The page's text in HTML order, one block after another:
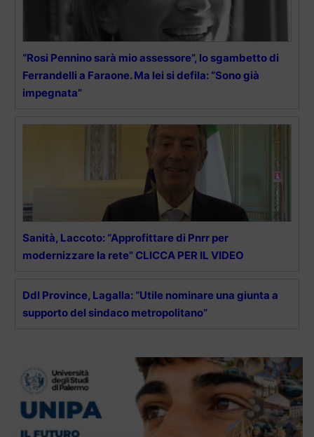
“Rosi Pennino sarà mio assessore”, lo sgambetto di
Ferrandelli a Faraone. Ma lei si defila: “Sono già
impegnata”
Sanità, Laccoto: “Approfittare di Pnrr per
modernizzare la rete” CLICCA PER IL VIDEO
Ddl Province, Lagalla: “Utile nominare una giunta a
supporto del sindaco metropolitano”